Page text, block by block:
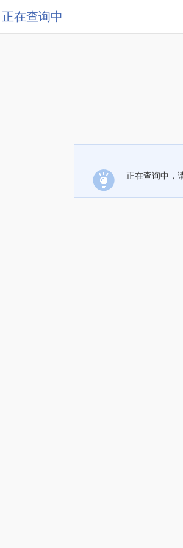
正在查询中
正在查询中，